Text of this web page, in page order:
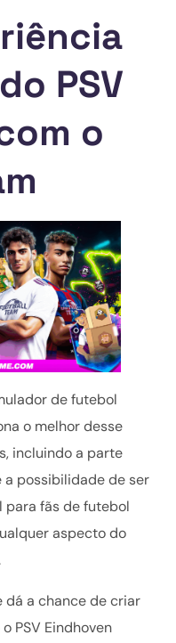
PSV
o
de futebol
o melhor desse
incluindo a parte
a possibilidade de ser
para fãs de futebol
aspecto do
dá a chance de criar
PSV Eindhoven